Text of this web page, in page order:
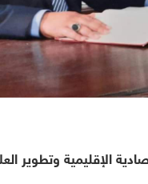
الإقليمية وتطوير